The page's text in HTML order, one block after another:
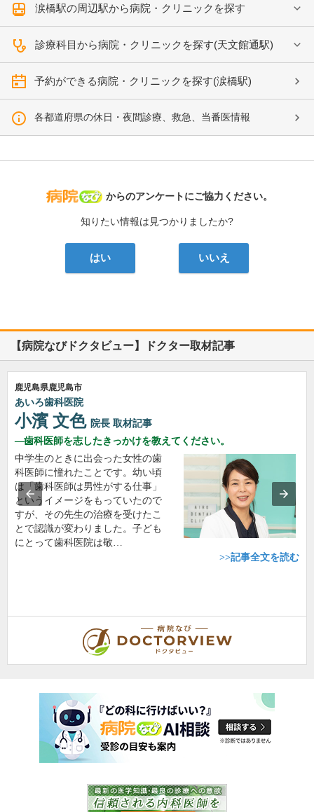
涙橋駅の周辺駅から病院・クリニックを探す
診療科目から病院・クリニックを探す(天文館通駅)
予約ができる病院・クリニックを探す(涙橋駅)
各都道府県の休日・夜間診療、救急、当番医情報
病院なび
からのアンケートにご協力ください。
知りたい情報は見つかりましたか?
はい いいえ
【病院なびドクタビュー】ドクター取材記事
鹿児島県鹿児島市
あいろ歯科医院
小濱 文色 院長 取材記事
歯科医師を志したきっかけを教えてください。
中学生のときに出会った女性の歯
科医師に憧れたことです。幼い頃
は「歯科医師は男性がする仕事」
というイメージをもっていたので
すが、その先生の治療を受けたこ
とで認識が変わりました。子ども
にとって歯科医院は敬…
>>記事全文を読む